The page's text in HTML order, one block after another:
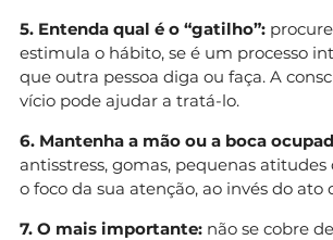
5. Entenda qual é o “gatilho”:
estimula o hábito, se é um processo
que outra pessoa diga ou faça. A
vício pode ajudar a tratá-lo.
6. Mantenha a mão ou a boca
antisstress, gomas, pequenas atitudes
o foco da sua atenção, ao invés do ato
7. O mais importante: não se cobre